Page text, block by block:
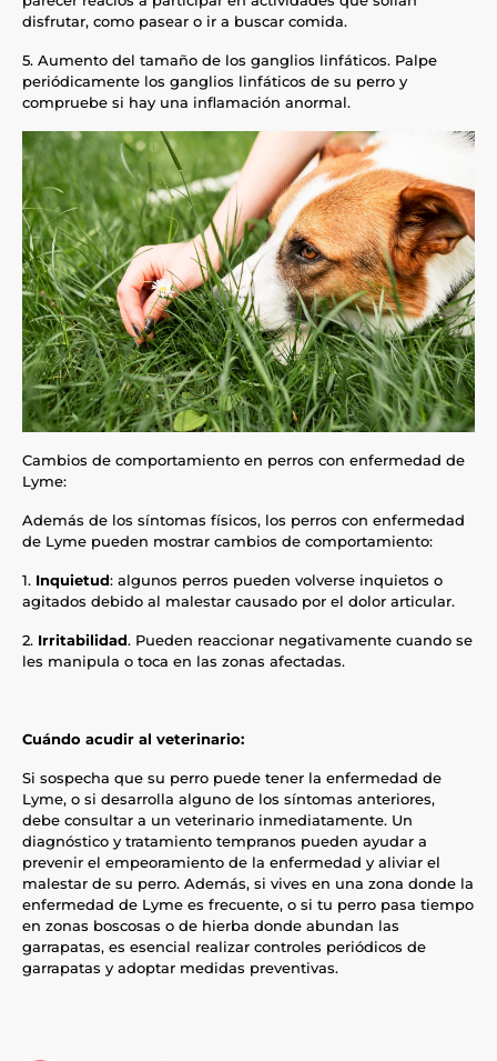
disfrutar, como pasear o ir a buscar comida.
5. Aumento del tamaño de los ganglios linfáticos. Palpe
periódicamente los ganglios linfáticos de su perro y
compruebe si hay una inflamación anormal.
Cambios de comportamiento en perros con enfermedad de
Lyme:
Además de los síntomas físicos, los perros con enfermedad
de Lyme pueden mostrar cambios de comportamiento:
1. Inquietud: algunos perros pueden volverse inquietos o
agitados debido al malestar causado por el dolor articular.
2. Irritabilidad. Pueden reaccionar negativamente cuando se
les manipula o toca en las zonas afectadas.
Cuándo acudir al veterinario:
Si sospecha que su perro puede tener la enfermedad de
Lyme, o si desarrolla alguno de los síntomas anteriores,
debe consultar a un veterinario inmediatamente. Un
diagnóstico y tratamiento tempranos pueden ayudar a
prevenir el empeoramiento de la enfermedad y aliviar el
malestar de su perro. Además, si vives en una zona donde la
enfermedad de Lyme es frecuente, o si tu perro pasa tiempo
en zonas boscosas o de hierba donde abundan las
garrapatas, es esencial realizar controles periódicos de
garrapatas y adoptar medidas preventivas.